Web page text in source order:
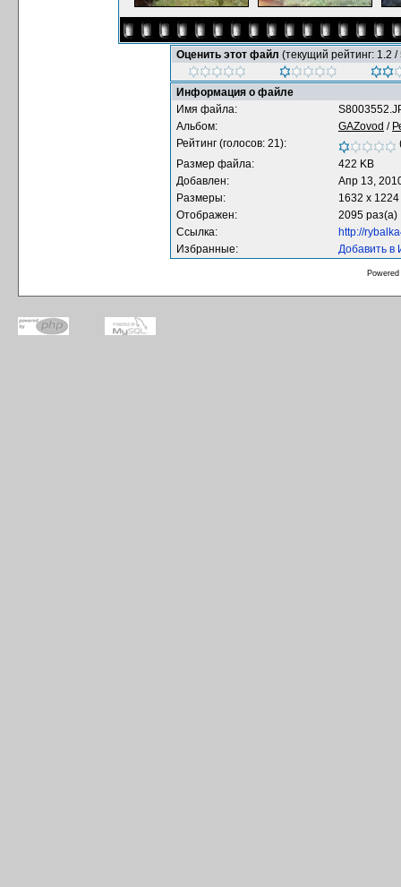
Оценить этот файл (текущий рейтинг: 1.2 /
Информация о файле
Имя файла:
Альбом:
GAZovod /
Рейтинг (голосов: 21):
Размер файла:
422 KB
Добавлен:
Апр 13,
Размеры:
1632 x
Отображен:
2095 раз(а)
Ссылка:
http://
Избранные:
Добавить в